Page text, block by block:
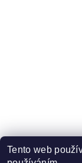
Tento web